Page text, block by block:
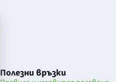
Полезни връзки